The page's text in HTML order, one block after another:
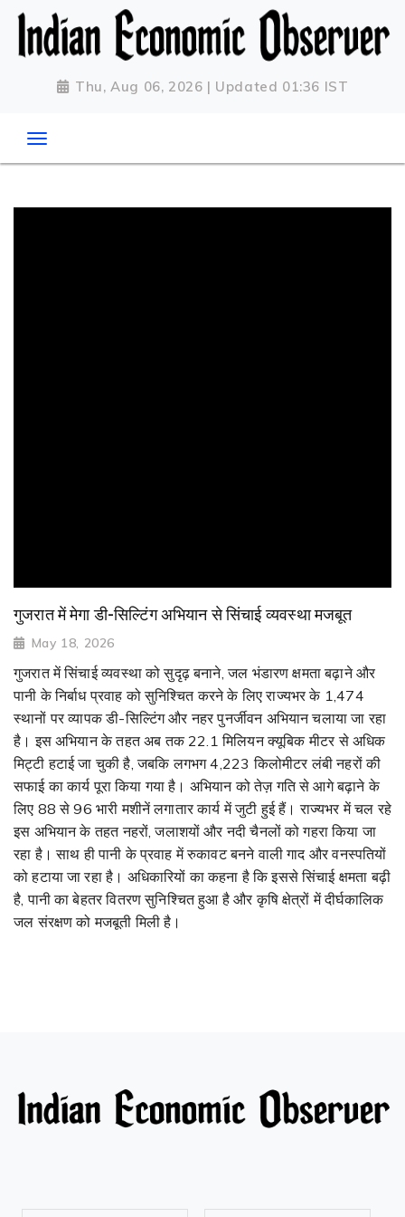
Thu, Aug 06, 2026 | Updated 01:36 IST
गुजरात में मेगा डी-सिल्टिंग अभियान से सिंचाई व्यवस्था मजबूत
May 18, 2026
गुजरात में सिंचाई व्यवस्था को सुदृढ़ बनाने, जल भंडारण क्षमता बढ़ाने और
पानी के निर्बाध प्रवाह को सुनिश्चित करने के लिए राज्यभर के 1,474
स्थानों पर व्यापक डी-सिल्टिंग और नहर पुनर्जीवन अभियान चलाया जा रहा
है। इस अभियान के तहत अब तक 22.1 मिलियन क्यूबिक मीटर से अधिक
मिट्टी हटाई जा चुकी है, जबकि लगभग 4,223 किलोमीटर लंबी नहरों की
सफाई का कार्य पूरा किया गया है। अभियान को तेज़ गति से आगे बढ़ाने के
लिए 88 से 96 भारी मशीनें लगातार कार्य में जुटी हुई हैं। राज्यभर में चल रहे
इस अभियान के तहत नहरों, जलाशयों और नदी चैनलों को गहरा किया जा
रहा है। साथ ही पानी के प्रवाह में रुकावट बनने वाली गाद और वनस्पतियों
को हटाया जा रहा है। अधिकारियों का कहना है कि इससे सिंचाई क्षमता बढ़ी
है, पानी का बेहतर वितरण सुनिश्चित हुआ है और कृषि क्षेत्रों में दीर्घकालिक
जल संरक्षण को मजबूती मिली है।